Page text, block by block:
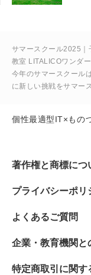
サマースクール2025｜
教室 LITALICOワンダー
今年のサマースクール
に新しい挑戦をサマー
個性最適型IT×もの
著作権と商標につ
プライバシーポリ
よくあるご質問
企業・教育機関と
特定商取引に関す